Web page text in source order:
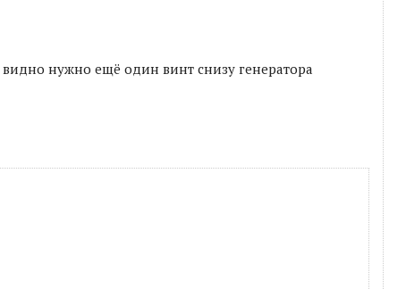
нужно ещё один винт снизу генератора